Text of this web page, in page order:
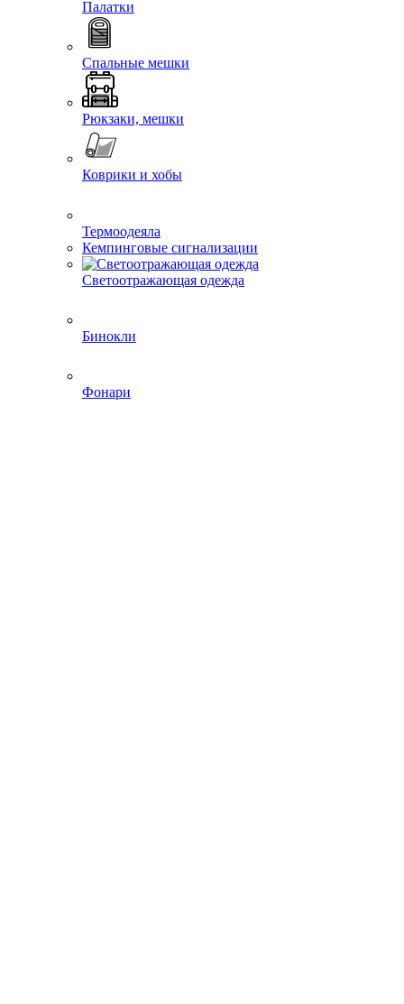
Палатки
Спальные мешки
Рюкзаки, мешки
Коврики и хобы
Термоодеяла
Кемпинговые сигнализации
Светоотражающая одежда
Бинокли
Фонари